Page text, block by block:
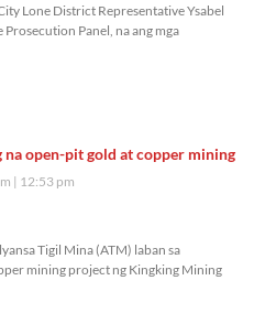
Lone District Representative Ysabel
Panel, na ang mga
na open-pit gold at copper mining
12:53 pm
Tigil Mina (ATM) laban sa
mining project ng Kingking Mining